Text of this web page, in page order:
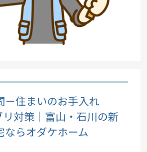
－住まいのお手入れ
対策｜富山・石川の新
ならオダケホーム